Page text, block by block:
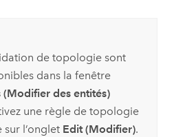
de topologie sont
dans la fenêtre
(Modifier des entités)
une règle de topologie
l’onglet Edit (Modifier).